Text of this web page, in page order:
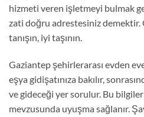
hizmeti veren işletmeyi bulmak
zati doğru adrestesiniz demektir.
tanışın, iyi taşının.
Gaziantep şehirlerarası evden
eşya gidişatınıza bakılır,
ve gideceği yer sorulur. Bu
mevzusunda uyuşma sağlanır.